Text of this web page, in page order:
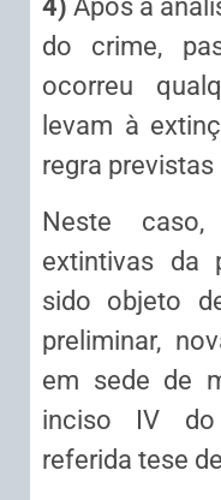
4) Após a
do crime,
ocorreu
levam à
regra previstas
Neste
extintivas da
sido objeto
preliminar,
em sede de
inciso IV
referida tese